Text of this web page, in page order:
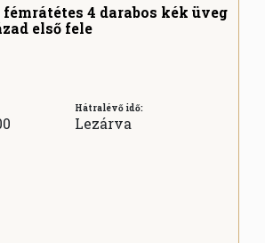
4 darabos kék üveg
első fele
Hátralévő idő:
Lezárva